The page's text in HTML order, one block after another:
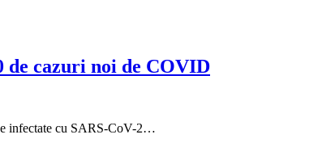
de cazuri noi de COVID
infectate cu SARS-CoV-2…